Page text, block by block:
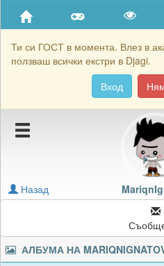
Ти си ГОСТ в момента. Влез в
ползваш всички екстри в Djagi.
Вход
Приятели
Хронология на игри
Подаръците на
Картичките на MariqnIgnatov
Блокирай MariqnIgnatov
Назад
АЛБУМА НА